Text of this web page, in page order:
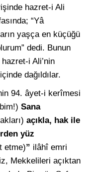
hazret-i Ali
“Yâ
yaşça en küçüğü
dedi. Bunun
i Ali’nin
dağıldılar.
94. âyet-i kerîmesi
Sana
açıkla, hak ile
yüz
etme)” ilâhî emri
Mekkelileri açıktan